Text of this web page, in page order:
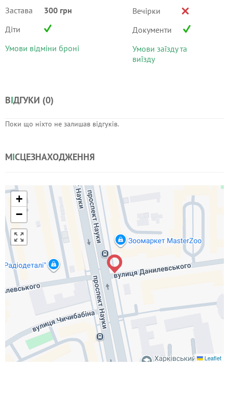
Застава
300 грн
Діти
Умови відміни броні
Вечірки
Документи
Умови заїзду та
виїзду
ВІДГУКИ (0)
Поки що ніхто не залишав відгуків.
МІСЦЕЗНАХОДЖЕННЯ
+
−
Leaflet